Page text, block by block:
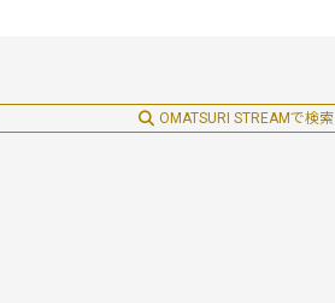
OMATSURI STREAMで検索